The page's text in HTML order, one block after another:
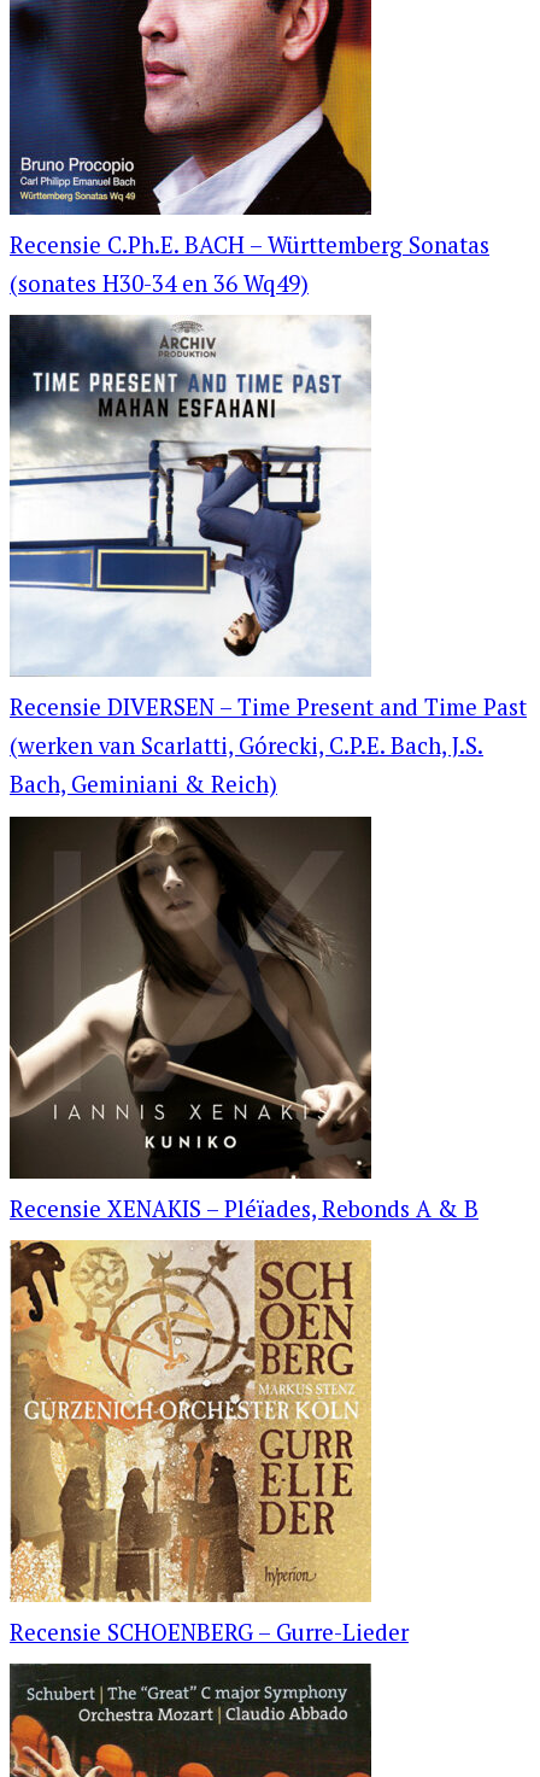
Recensie C.Ph.E. BACH – Württemberg Sonatas
(sonates H30-34 en 36 Wq49)
Recensie DIVERSEN – Time Present and Time Past
(werken van Scarlatti, Górecki, C.P.E. Bach, J.S.
Bach, Geminiani & Reich)
Recensie XENAKIS – Pléïades, Rebonds A & B
Recensie SCHOENBERG – Gurre-Lieder